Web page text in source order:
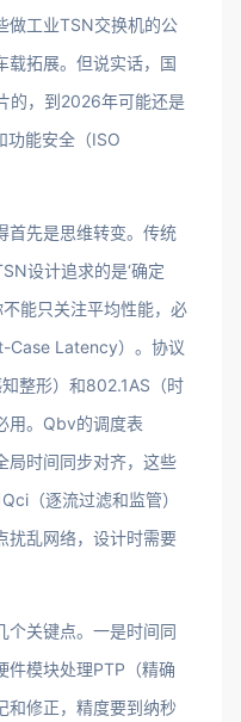
做工业TSN交换机的公
载拓展。但说实话，国
的，到2026年可能还是
功能安全（ISO
首先是思维转变。传统
设计追求的是‘确定
不能只关注平均性能，必
Case Latency）。协议
整形）和802.1AS（时
用。Qbv的调度表
局时间同步对齐，这些
（逐流过滤和监管）
扰乱网络，设计时需要
个关键点。一是时间同
件模块处理PTP（精确
和修正，精度要到纳秒